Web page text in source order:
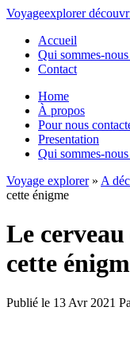
Voyageexplorer
Accueil
Qui sommes-
Contact
Home
À propos
Pour nous
Presentation
Qui sommes-
Voyage explorer» A
cette énigme
Le
cette
Publié le 13 Avr 2021